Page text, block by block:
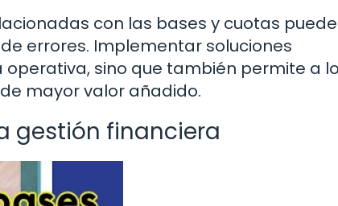
con las bases y cuotas puede
errores. Implementar soluciones
sino que también permite a
mayor valor añadido.
gestión financiera